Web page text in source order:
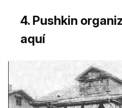
4. Pushkin
aquí